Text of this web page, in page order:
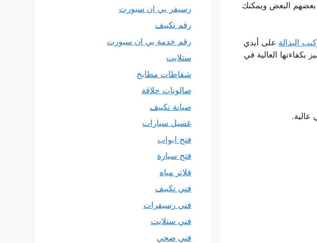
بعضهم البعض ويمكنك
البدالة على أيدي
بكفاءتها العالية في
عالية.
رسيفر بي ان سبورت
رقم تكييف
رقم خدمة بي ان سبورت
ستلايت
شفاطات مطابخ
صالونات حلاقة
صيانة تكييف
غسيل سيارات
فتح ابواب
فتح سيارة
فلاتر مياه
فني تكييف
فني رسيفرات
فني ستلايت
فني صحي